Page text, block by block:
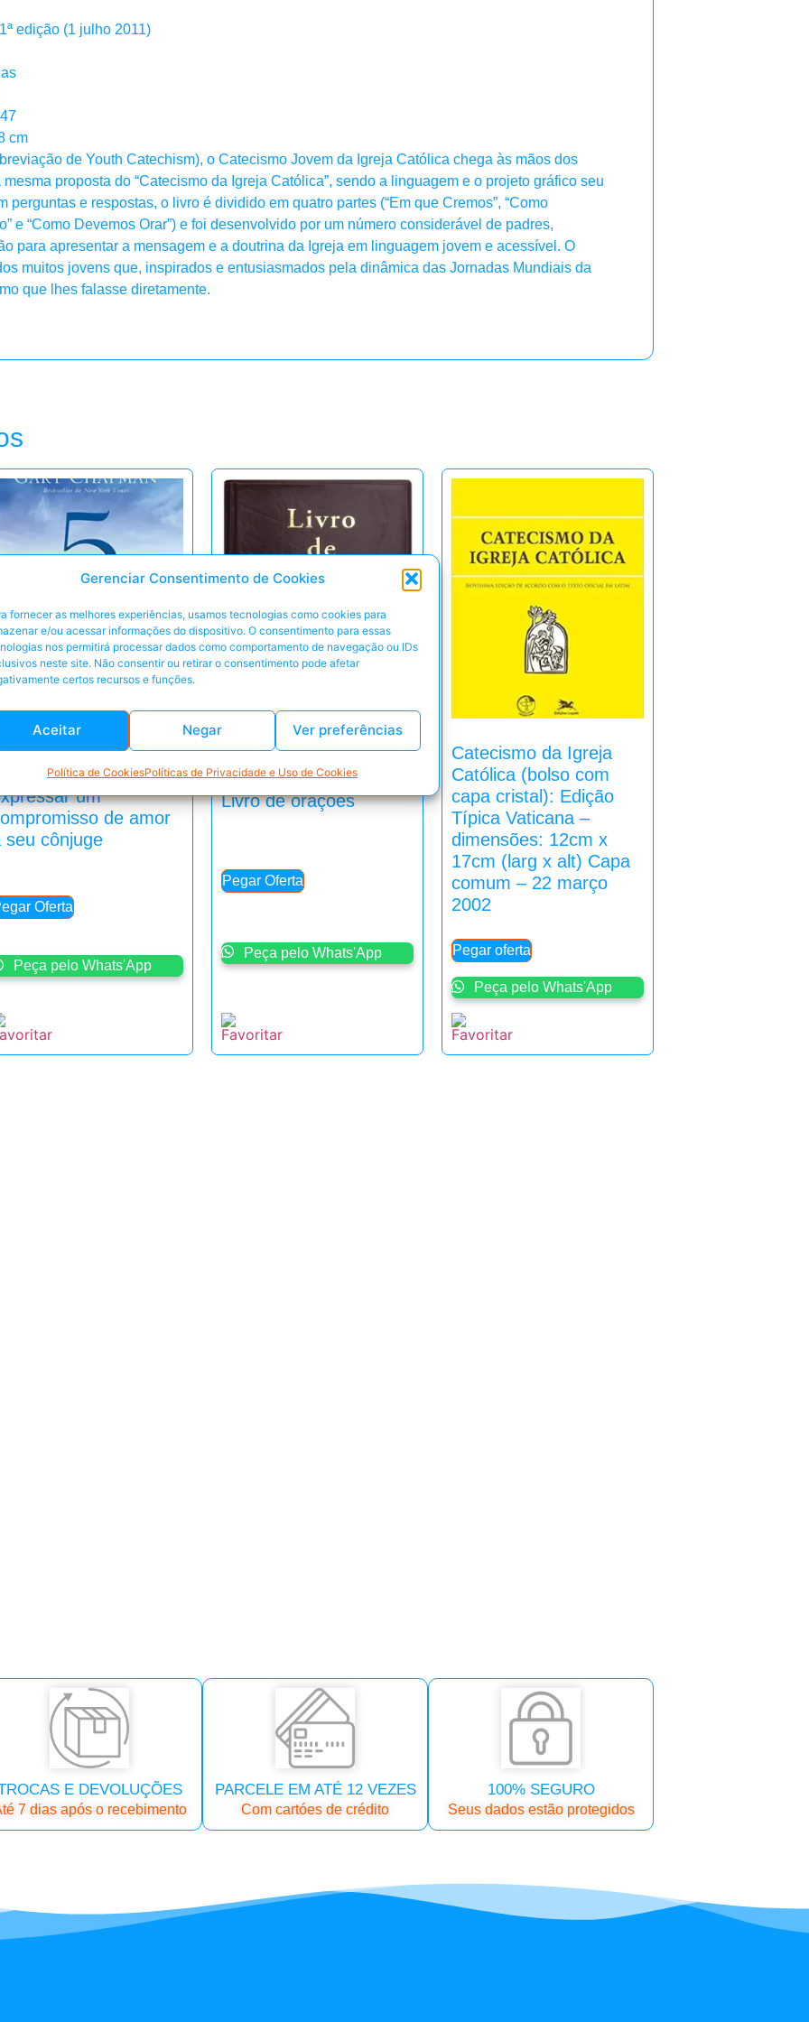
Gerenciar Consentimento de Cookies
fornecer as melhores experiências, usamos tecnologias como cookies para
e/ou acessar informações do dispositivo. O consentimento para essas
nos permitirá processar dados como comportamento de navegação ou IDs
neste site. Não consentir ou retirar o consentimento pode afetar
certos recursos e funções.
Aceitar Negar Ver preferências
Política de CookiesPolíticas de Privacidade e Uso de Cookies
1ª edição (1 julho 2011)
1.8 cm
de Youth Catechism), o Catecismo Jovem da Igreja Católica chega às mãos dos
proposta do “Catecismo da Igreja Católica”, sendo a linguagem e o projeto gráfico seu
perguntas e respostas, o livro é dividido em quatro partes (“Em que Cremos”, “Como
e “Como Devemos Orar”) e foi desenvolvido por um número considerável de padres,
para apresentar a mensagem e a doutrina da Igreja em linguagem jovem e acessível. O
muitos jovens que, inspirados e entusiasmados pela dinâmica das Jornadas Mundiais da
que lhes falasse diretamente.
cinco linguagens do
amor – 3ª edição Como
um
de amor
seu cônjuge
Oferta
Peça pelo Whats'App
Livro de orações
Pegar Oferta
Peça pelo Whats'App
Catecismo da Igreja
Católica (bolso com
capa cristal): Edição
Típica Vaticana –
dimensões: 12cm x
17cm (larg x alt) Capa
comum – 22 março
2002
Pegar oferta
Peça pelo Whats'App
E DEVOLUÇÕES
7 dias após o recebimento
PARCELE EM ATÉ 12 VEZES
Com cartóes de crédito
100% SEGURO
Seus dados estão protegidos